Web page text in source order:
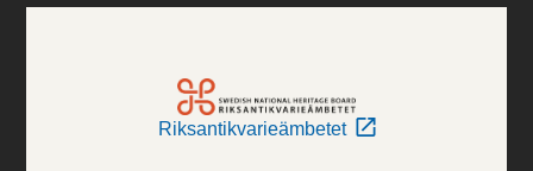
Riksantikvarieämbetet